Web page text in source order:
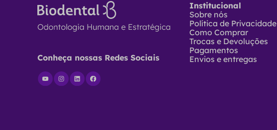
Conheça nossas Redes Sociais
Institucional
Sobre nós
Política de Privacidade
Como Comprar
Trocas e Devoluções
Pagamentos
Envios e entregas